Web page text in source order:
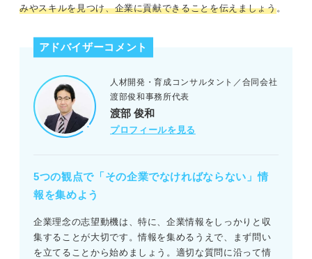
みやスキルを見つけ、企業に貢献できることを伝えましょう。
アドバイザーコメント
人材開発・育成コンサルタント／合同会社
渡部俊和事務所代表
渡部 俊和
プロフィールを見る
5つの観点で「その企業でなければならない」情
報を集めよう
企業理念の志望動機は、特に、企業情報をしっかりと収
集することが大切です。情報を集めるうえで、まず問い
を立てることから始めましょう。適切な質問に沿って情